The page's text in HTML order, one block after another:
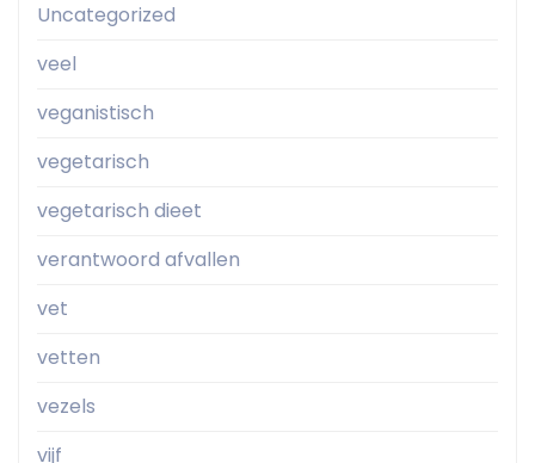
Uncategorized
veel
veganistisch
vegetarisch
vegetarisch dieet
verantwoord afvallen
vet
vetten
vezels
vijf